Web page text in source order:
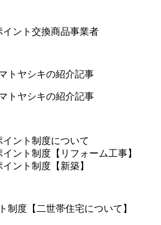
イント交換商品事業者
トヤシキの紹介記事
トヤシキの紹介記事
イント制度について
ント制度【リフォーム工事】
ント制度【新築】
制度【二世帯住宅について】